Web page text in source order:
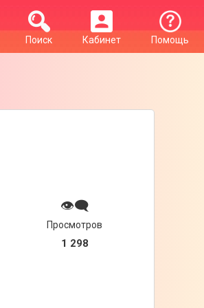
Помощь
Кабинет
Поиск
👁‍🗨
Просмотров
1 298